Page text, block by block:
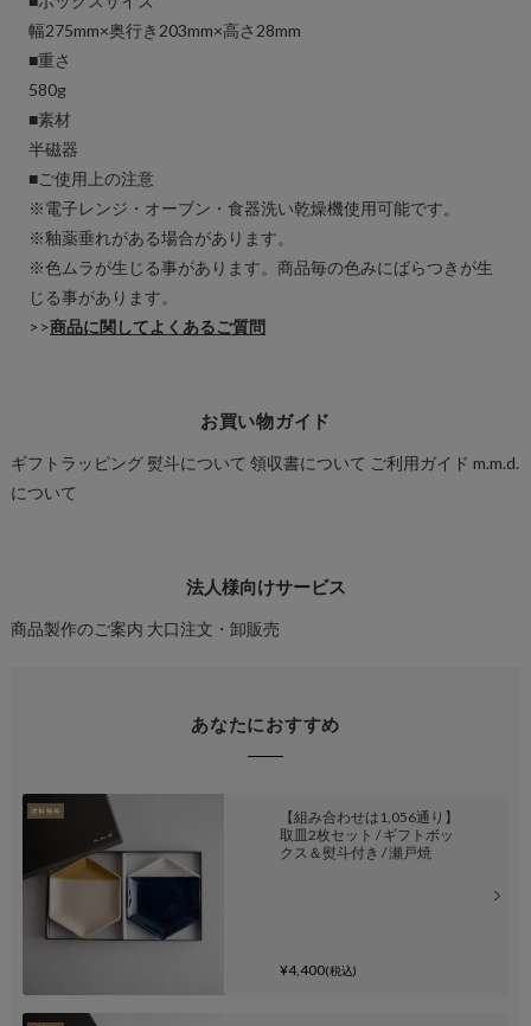
幅275mm×奥行き203mm×高さ28mm
■重さ
580g
■素材
半磁器
■ご使用上の注意
※電子レンジ・オーブン・食器洗い乾燥機使用可能です。
※釉薬垂れがある場合があります。
※色ムラが生じる事があります。商品毎の色みにばらつきが生
じる事があります。
>>商品に関してよくあるご質問
お買い物ガイド
ギフトラッピング 熨斗について 領収書について ご利用ガイド m.m.d.
について
法人様向けサービス
商品製作のご案内 大口注文・卸販売
あなたにおすすめ
【組み合わせは1,056通り】
取皿2枚セット / ギフトボッ
クス＆熨斗付き / 瀬戸焼
¥4,400(税込)